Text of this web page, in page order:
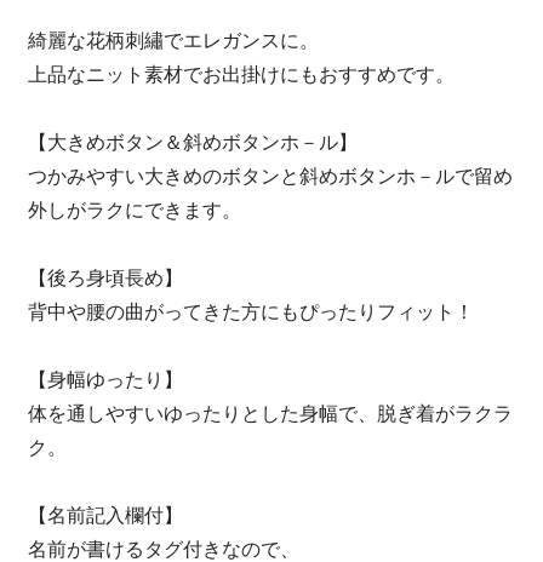
綺麗な花柄刺繡でエレガンスに。
上品なニット素材でお出掛けにもおすすめです。
【大きめボタン＆斜めボタンホ－ル】
つかみやすい大きめのボタンと斜めボタンホ－ルで留め
外しがラクにできます。
【後ろ身頃長め】
背中や腰の曲がってきた方にもぴったりフィット！
【身幅ゆったり】
体を通しやすいゆったりとした身幅で、脱ぎ着がラクラ
ク。
【名前記入欄付】
名前が書けるタグ付きなので、